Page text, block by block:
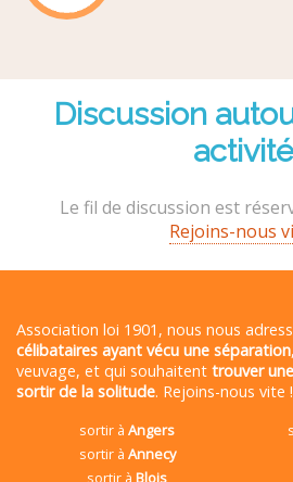
Discussion
activité
Le fil de discussion est
Rejoins-nous
Association loi 1901, nous nous
célibataires ayant vécu une séparation
veuvage, et qui souhaitent trouver
sortir de la solitude. Rejoins-nous vite !
sortir àAngers
sortir à Annecy
sortir àBlois